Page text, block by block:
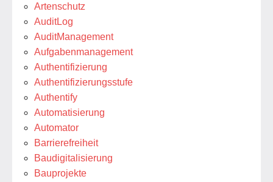
Artenschutz
AuditLog
AuditManagement
Aufgabenmanagement
Authentifizierung
Authentifizierungsstufe
Authentify
Automatisierung
Automator
Barrierefreiheit
Baudigitalisierung
Bauprojekte